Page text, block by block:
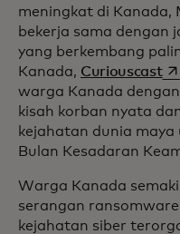
meningkat di Kanada,
bekerja sama dengan
yang berkembang
Kanada, Curiouscast
warga Kanada
kisah korban nyata
kejahatan dunia maya
Bulan Kesadaran
Warga Kanada
serangan
kejahatan siber